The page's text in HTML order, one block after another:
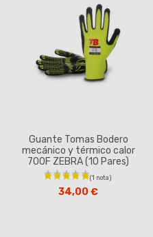
Guante Tomas Bodero
mecánico y térmico calor
700F ZEBRA (10 Pares)
34,00 €